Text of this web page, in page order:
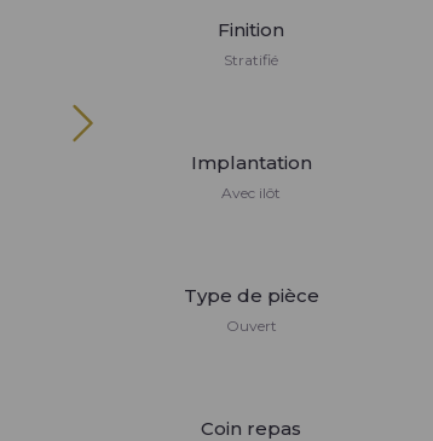
Finition
Stratifié
Implantation
Avec ilôt
Type de pièce
Ouvert
Coin repas